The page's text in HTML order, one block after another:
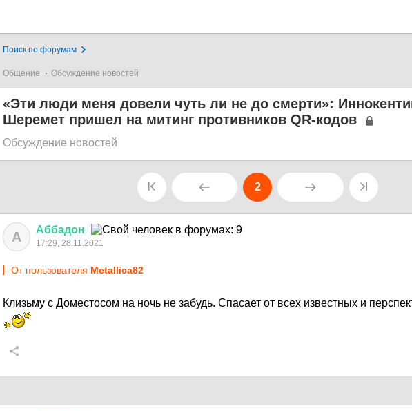
Поиск по форумам
Общение Обсуждение новостей
«Эти люди меня довели чуть ли не до смерти»:
Шеремет пришел на митинг противников QR-кодов
Обсуждение новостей
2
А Аббадон
17:29, 28.11.2021
От пользователя Metallica82
Клизьму с Доместосом на ночь не забудь. Спасает от всех известных и